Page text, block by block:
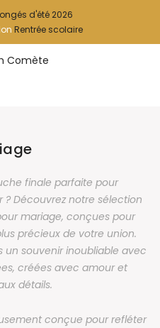
d'été 2026
Rentrée scolaire
finale parfaite pour
Découvrez notre sélection
mariage, conçues pour
précieux de votre union.
un souvenir inoubliable avec
créées avec amour et
détails.
conçue pour refléter